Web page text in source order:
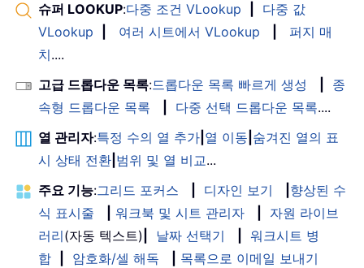
슈퍼 LOOKUP:다중 조건 VLookup
다중 값
VLookup
여러 시트에서 VLookup
퍼지 매
치....
고급 드롭다운 목록:드롭다운 목록 빠르게 생성
종
속형 드롭다운 목록
다중 선택 드롭다운 목록....
열 관리자:특정 수의 열 추가 열 이동 숨겨진 열의 표
시 상태 전환 범위 및 열 비교...
주요 기능:그리드 포커스 디자인 보기
향상된 수
식 표시줄
워크북 및 시트 관리자
자원 라이브
러리(자동 텍스트) 날짜 선택기
워크시트 병
합
암호화/셀 해독
목록으로 이메일 보내기